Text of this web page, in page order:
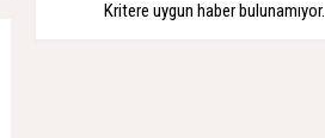
Kritere uygun haber bulunamıyor.